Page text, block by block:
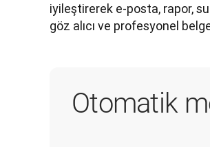
iyileştirerek e-posta, rapor,
göz alıcı ve profesyonel
Otomatik